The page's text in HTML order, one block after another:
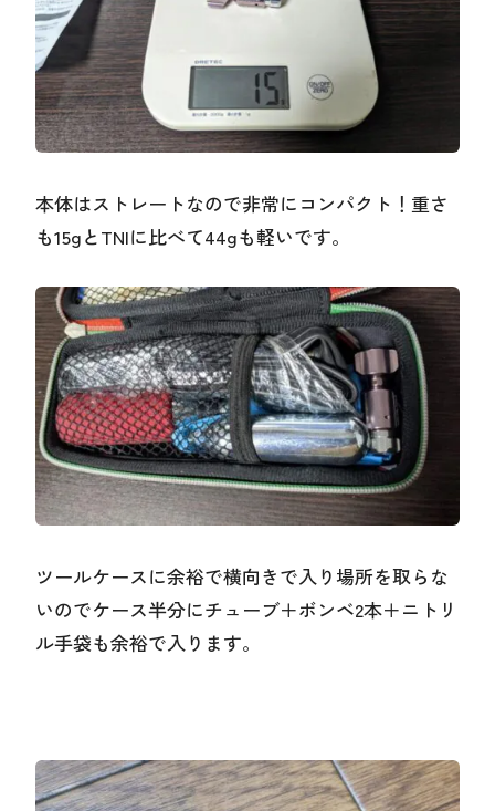
本体はストレートなので非常にコンパクト！重さ
も15gとTNIに比べて44gも軽いです。
ツールケースに余裕で横向きで入り場所を取らな
いのでケース半分にチューブ＋ボンベ2本＋ニトリ
ル手袋も余裕で入ります。